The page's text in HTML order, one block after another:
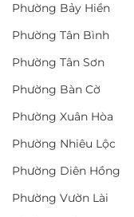
Phường Bảy Hiền
Phường Tân Bình
Phường Tân Sơn
Phường Bàn Cờ
Phường Xuân Hòa
Phường Nhiêu Lộc
Phường Diên Hồng
Phường Vườn Lài